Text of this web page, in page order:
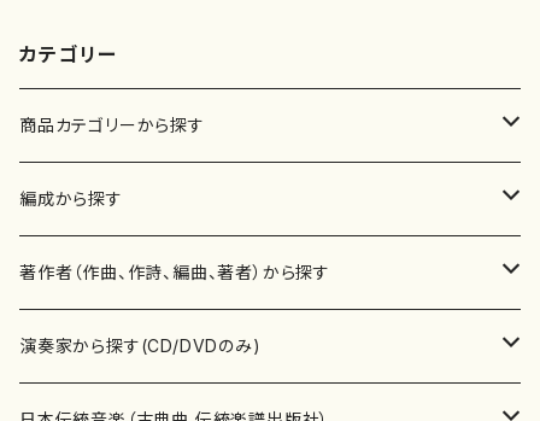
カテゴリー
商品カテゴリーから探す
楽譜
書籍
書籍
テキストブック
CD・DVD
編成から探す
邦楽器
箏・琴（ソロ）
箏・琴（合奏）
合唱
混声合唱
著作者（作曲、作詩、編曲、著者）から探す
あ行
青木省三(アオキ ショウゾウ)
演奏家から探す(CD/DVDのみ)